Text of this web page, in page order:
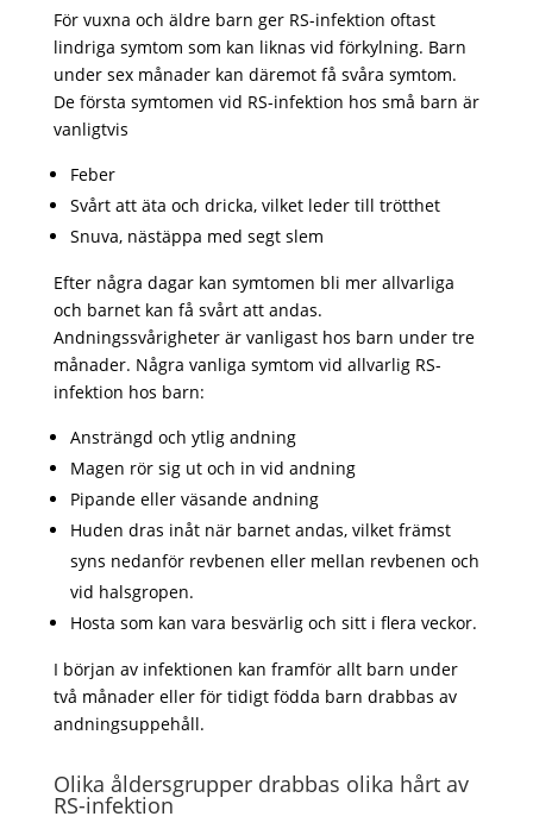
För vuxna och äldre barn ger RS-infektion oftast
lindriga symtom som kan liknas vid förkylning. Barn
under sex månader kan däremot få svåra symtom.
De första symtomen vid RS-infektion hos små barn är
vanligtvis
Feber
Svårt att äta och dricka, vilket leder till trötthet
Snuva, nästäppa med segt slem
Efter några dagar kan symtomen bli mer allvarliga
och barnet kan få svårt att andas.
Andningssvårigheter är vanligast hos barn under tre
månader. Några vanliga symtom vid allvarlig RS-
infektion hos barn:
Ansträngd och ytlig andning
Magen rör sig ut och in vid andning
Pipande eller väsande andning
Huden dras inåt när barnet andas, vilket främst
syns nedanför revbenen eller mellan revbenen och
vid halsgropen.
Hosta som kan vara besvärlig och sitt i flera veckor.
I början av infektionen kan framför allt barn under
två månader eller för tidigt födda barn drabbas av
andningsuppehåll.
Olika åldersgrupper drabbas olika hårt av
RS-infektion